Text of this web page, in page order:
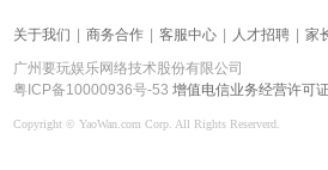
关于我们 商务合作 客服中心 人才招聘
家
广州要玩娱乐网络技术股份有限公司
粤ICP备10000936号-53 增值电信业务经营许可
Copyright © YaoWan.com Corp. All Rights Reserverd.